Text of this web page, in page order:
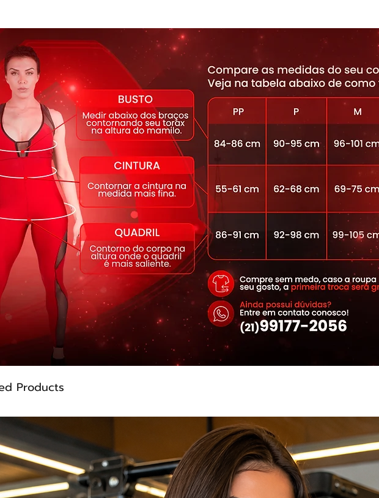
e tecido liso, não fica transparente, e modela a silhueta.
a logo dourada na cintura.
- Proteção FPS 50 proporcionada pelos fios que
a passagem dos raios UV-a e UV-b
- Peça com alta filamentagem, que proporciona
respirabilidade e secagem rápida.
- Tecido com acabamento funcional, que mata germes e
proteção efetiva contra bactérias, ácaros e fungos,
a higiene e evitando odores.
Shine, Lux
anatômica
Longo
Sh2094
Products